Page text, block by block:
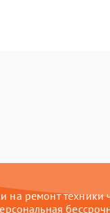
ремонт техники